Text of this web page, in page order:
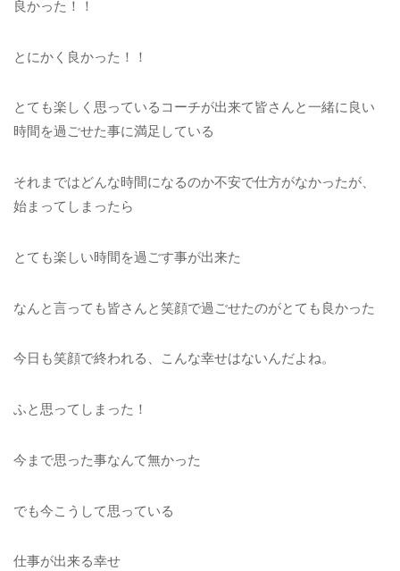
良かった！！
とにかく良かった！！
とても楽しく思っているコーチが出来て皆さんと一緒に良い
時間を過ごせた事に満足している
それまではどんな時間になるのか不安で仕方がなかったが、
始まってしまったら
とても楽しい時間を過ごす事が出来た
なんと言っても皆さんと笑顔で過ごせたのがとても良かった
今日も笑顔で終われる、こんな幸せはないんだよね。
ふと思ってしまった！
今まで思った事なんて無かった
でも今こうして思っている
仕事が出来る幸せ